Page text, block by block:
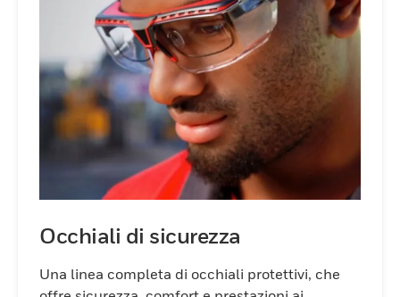
Occhiali di sicurezza
Una linea completa di occhiali protettivi, che